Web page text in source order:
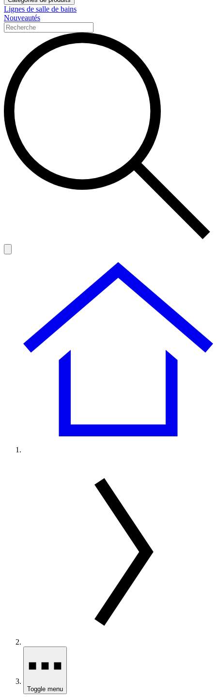
Lignes de salle de bains
Nouveautés
Toggle menu